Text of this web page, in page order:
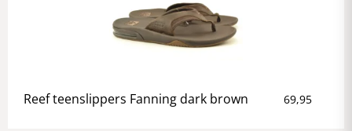
Reef teenslippers Fanning dark brown 69,95